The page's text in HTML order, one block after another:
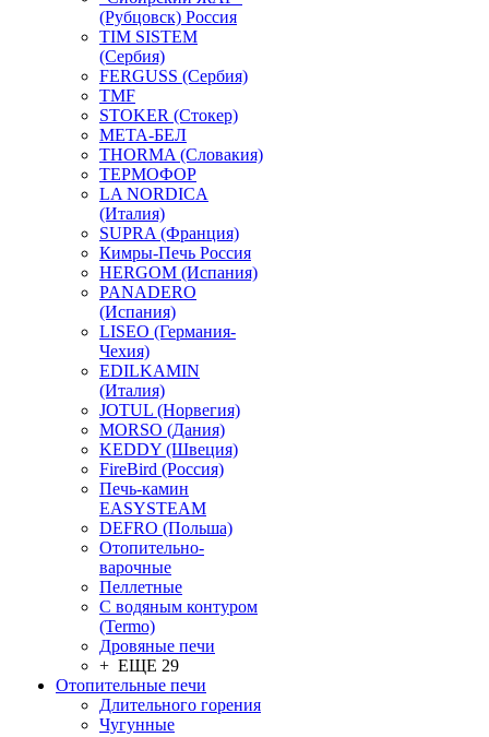
(Рубцовск) Россия
TIM SISTEM
(Сербия)
FERGUSS (Сербия)
TMF
STOKER (Стокер)
МЕТА-БЕЛ
THORMA (Словакия)
ТЕРМОФОР
LA NORDICA
(Италия)
SUPRA (Франция)
Кимры-Печь Россия
HERGOM (Испания)
PANADERO
(Испания)
LISEO (Германия-
Чехия)
EDILKAMIN
(Италия)
JOTUL (Норвегия)
MORSO (Дания)
KEDDY (Швеция)
FireBird (Россия)
Печь-камин
EASYSTEAM
DEFRO (Польша)
Отопительно-
варочные
Пеллетные
С водяным контуром
(Termo)
Дровяные печи
+ ЕЩЕ 29
Отопительные печи
Длительного горения
Чугунные